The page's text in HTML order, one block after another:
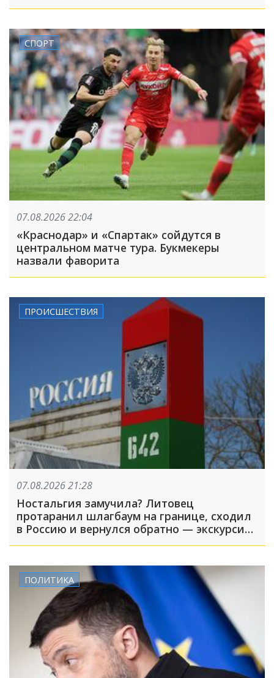
СПОРТ
07.08.2026 22:04
«Краснодар» и «Спартак» сойдутся в
центральном матче тура. Букмекеры
назвали фаворита
ПРОИСШЕСТВИЯ
07.08.2026 21:28
Ностальгия замучила? Литовец
протаранил шлагбаум на границе, сходил
в Россию и вернулся обратно — экскурсия
ПОЛИТИКА